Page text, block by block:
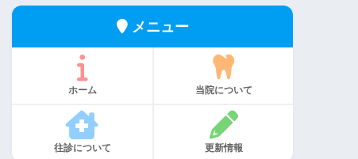
メニュー
ホーム 当院について
往診について 更新情報